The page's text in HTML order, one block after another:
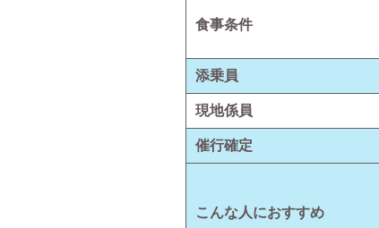
食事条件
添乗員
現地係員
催行確定
こんな人におすすめ